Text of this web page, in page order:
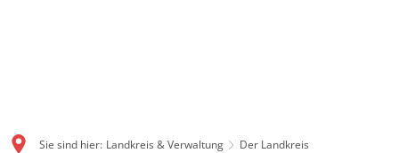
Sie sind hier: Landkreis & Verwaltung
Der Landkreis